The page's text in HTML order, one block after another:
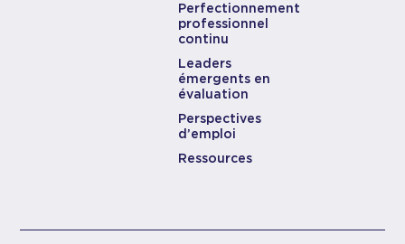
Perfectionnement
professionnel
continu
Leaders
émergents en
évaluation
Perspectives
d’emploi
Ressources